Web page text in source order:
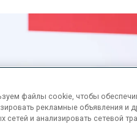
файлы cookie, чтобы
рекламные объявления и
сетей и анализировать сетевой